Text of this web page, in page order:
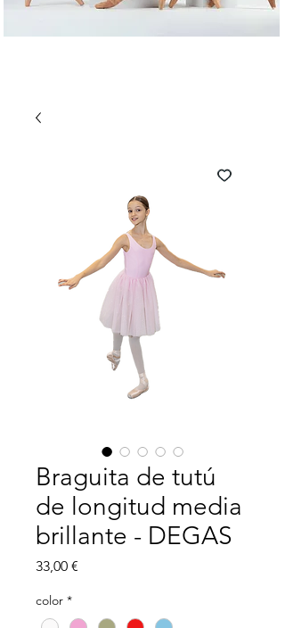
Braguita de tutú
de longitud media
brillante - DEGAS
33,00 €
color *